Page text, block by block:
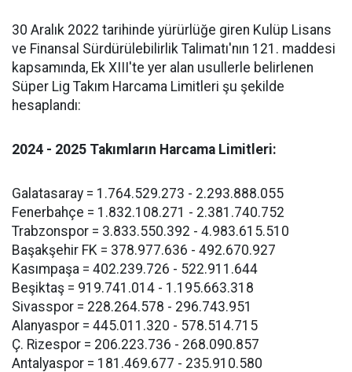
30 Aralık 2022 tarihinde yürürlüğe giren Kulüp Lisans
ve Finansal Sürdürülebilirlik Talimatı'nın 121. maddesi
kapsamında, Ek XIII'te yer alan usullerle belirlenen
Süper Lig Takım Harcama Limitleri şu şekilde
hesaplandı:
2024 - 2025 Takımların Harcama Limitleri:
Galatasaray = 1.764.529.273 - 2.293.888.055
Fenerbahçe = 1.832.108.271 - 2.381.740.752
Trabzonspor = 3.833.550.392 - 4.983.615.510
Başakşehir FK = 378.977.636 - 492.670.927
Kasımpaşa = 402.239.726 - 522.911.644
Beşiktaş = 919.741.014 - 1.195.663.318
Sivasspor = 228.264.578 - 296.743.951
Alanyaspor = 445.011.320 - 578.514.715
Ç. Rizespor = 206.223.736 - 268.090.857
Antalyaspor = 181.469.677 - 235.910.580